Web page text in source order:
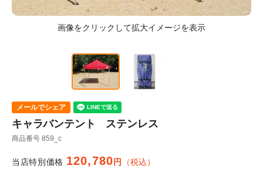
キャラバンテント ステンレス
商品番号 859_c
当店特別価格 120,780 税込
メールでシェア